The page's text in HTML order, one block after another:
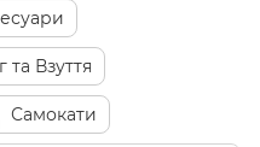
та Взуття
Самокати